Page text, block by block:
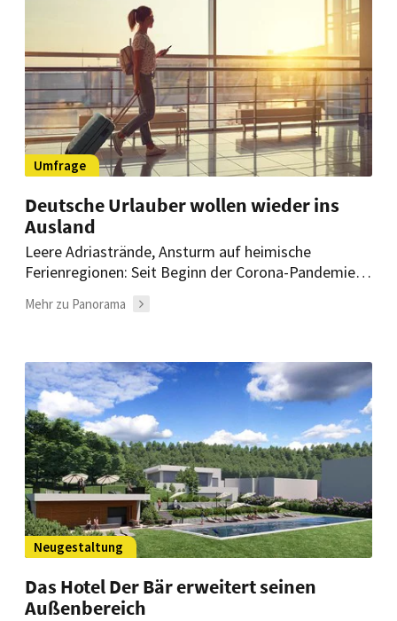
Umfrage
Deutsche Urlauber wollen wieder ins
Ausland
Leere Adriastrände, Ansturm auf heimische
Ferienregionen: Seit Beginn der Corona-Pandemie
Auslandsreisen. Das könnte sich in diesem Sommer
Mehr zu Panorama
Neugestaltung
Das Hotel Der Bär erweitert seinen
Außenbereich